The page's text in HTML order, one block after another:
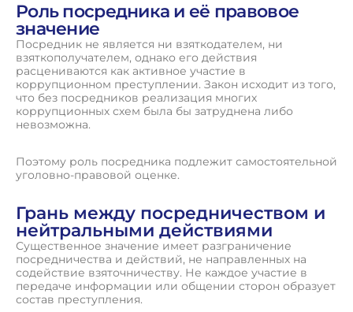
Роль посредника и её правовое
значение
Посредник не является ни взяткодателем, ни
взяткополучателем, однако его действия
расцениваются как активное участие в
коррупционном преступлении. Закон исходит из того,
что без посредников реализация многих
коррупционных схем была бы затруднена либо
невозможна.
Поэтому роль посредника подлежит самостоятельной
уголовно-правовой оценке.
Грань между посредничеством и
нейтральными действиями
Существенное значение имеет разграничение
посредничества и действий, не направленных на
содействие взяточничеству. Не каждое участие в
передаче информации или общении сторон образует
состав преступления.